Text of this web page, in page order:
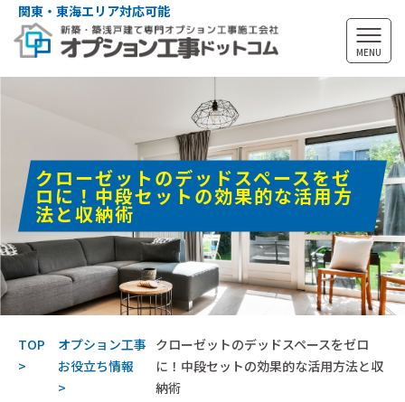
関東・東海エリア対応可能
MENU
クローゼットのデッドスペースをゼ
ロに！中段セットの効果的な活用方
法と収納術
TOP
オプション工事
お役立ち情報
クローゼットのデッドスペースをゼロ
に！中段セットの効果的な活用方法と収
納術